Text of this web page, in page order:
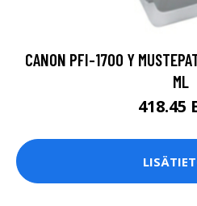
CANON PFI-1700 Y
ML
418.45